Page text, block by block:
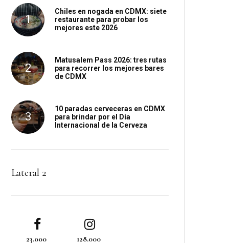
Chiles en nogada en CDMX: siete
restaurante para probar los
mejores este 2026
Matusalem Pass 2026: tres rutas
para recorrer los mejores bares
de CDMX
10 paradas cerveceras en CDMX
para brindar por el Día
Internacional de la Cerveza
Lateral 2
23.000 128.000